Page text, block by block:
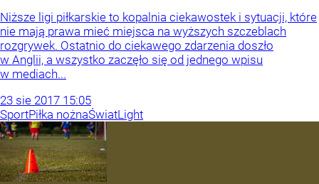
Niższe ligi piłkarskie to kopalnia ciekawostek i sytuacji, które
nie mają prawa mieć miejsca na wyższych szczeblach
rozgrywek. Ostatnio do ciekawego zdarzenia doszło
w Anglii, a wszystko zaczęło się od jednego wpisu
w mediach...
23 sie 2017 15:05
SportPiłka nożnaŚwiatLight